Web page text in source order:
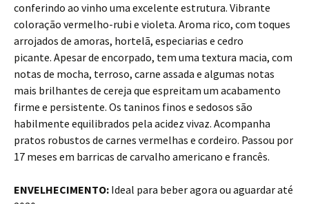
conferindo ao vinho uma excelente estrutura. Vibrante
coloração vermelho-rubi e violeta. Aroma rico, com toques
arrojados de amoras, hortelã, especiarias e cedro
picante. Apesar de encorpado, tem uma textura macia, com
notas de mocha, terroso, carne assada e algumas notas
mais brilhantes de cereja que espreitam um acabamento
firme e persistente. Os taninos finos e sedosos são
habilmente equilibrados pela acidez vivaz. Acompanha
pratos robustos de carnes vermelhas e cordeiro. Passou por
17 meses em barricas de carvalho americano e francês.
ENVELHECIMENTO: Ideal para beber agora ou aguardar até